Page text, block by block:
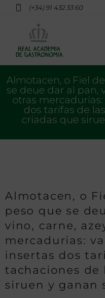
(+34) 91 432 33 60
Almotacen, o Fiel
se deue dar al pan,
otras
dos tarifas de
criadas que
Almotacen, o
peso que se
vino, carne,
mercadurias:
insertas dos
tachaciones de
siruen y ganan